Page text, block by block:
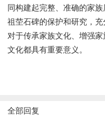
同构建起完整、准确的家
祖茔石碑的保护和研究，充
对于传承家族文化、增强
文化都具有重要意义。
全部回复